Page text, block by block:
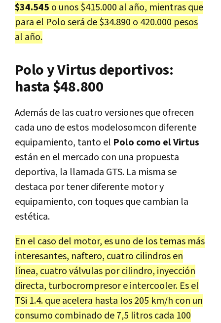
$34.545 o unos $415.000 al año, mientras que
para el Polo será de $34.890 o 420.000 pesos
al año.
Polo y Virtus deportivos:
hasta $48.800
Además de las cuatro versiones que ofrecen
cada uno de estos modelosomcon diferente
equipamiento, tanto el Polo como el Virtus
están en el mercado con una propuesta
deportiva, la llamada GTS. La misma se
destaca por tener diferente motor y
equipamiento, con toques que cambian la
estética.
En el caso del motor, es uno de los temas más
interesantes, naftero, cuatro cilindros en
línea, cuatro válvulas por cilindro, inyección
directa, turbocrompresor e intercooler. Es el
TSi 1.4. que acelera hasta los 205 km/h con un
consumo combinado de 7,5 litros cada 100